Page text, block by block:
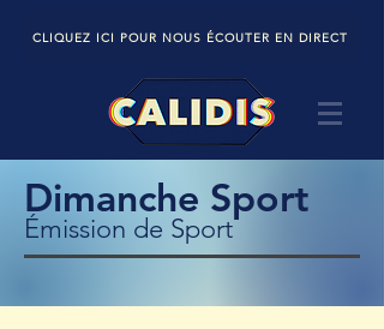
CLIQUEZ ICI POUR NOUS ÉCOUTER EN DIRECT
Dimanche Sport
Émission de Sport